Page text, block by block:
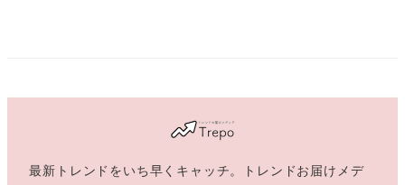
最新トレンドをいち早くキャッチ。トレンドお届けメデ